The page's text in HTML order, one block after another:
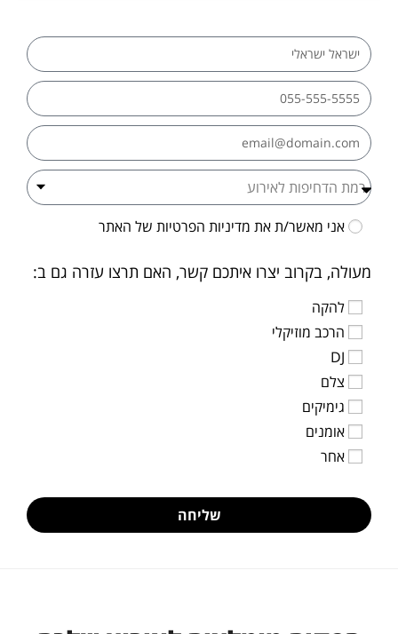
אני מאשר/ת את מדיניות הפרטיות של האתר
מעולה, בקרוב יצרו איתכם קשר, האם תרצו עזרה גם ב:
להקה
הרכב מוזיקלי
DJ
צלם
גימיקים
אומנים
אחר
שליחה